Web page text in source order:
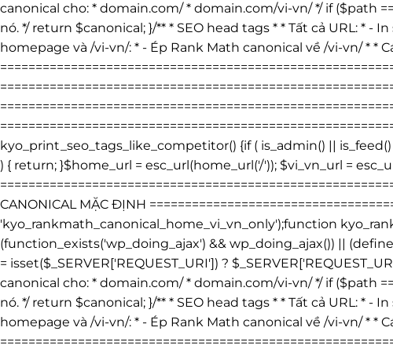
canonical cho: * domain.com/ * domain.com/vi-vn/ */ if ($path
nó. */ return $canonical; }/** * SEO head tags * * Tất cả URL: *
homepage và /vi-vn/: * - Ép Rank Math canonical về /vi-vn/ * *
kyo_print_seo_tags_like_competitor() {if ( is_admin() ||
) { return; }$home_url = esc_url(home_url('/')); $vi_vn_url =
CANONICAL MẶC ĐỊNH
'kyo_rankmath_canonical_home_vi_vn_only');function
(function_exists('wp_doing_ajax') && wp_doing_ajax()) ||
= isset($_SERVER['REQUEST_URI']) ?
canonical cho: * domain.com/ * domain.com/vi-vn/ */ if ($path
nó. */ return $canonical; }/** * SEO head tags * * Tất cả URL: *
homepage và /vi-vn/: * - Ép Rank Math canonical về /vi-vn/ * *